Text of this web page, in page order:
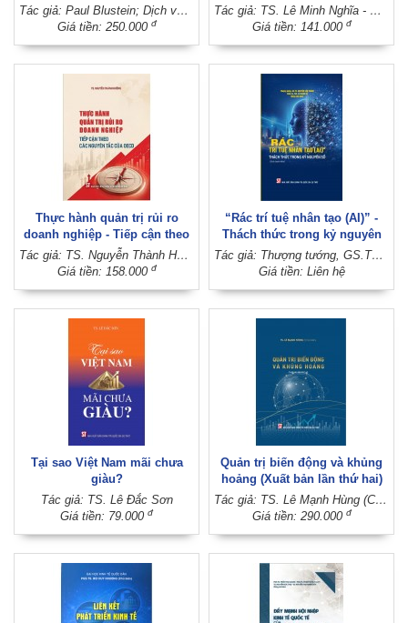
tương lai (Sách tham khảo,
xuất bản lần thứ hai)
Tác giả: Paul Blustein; Dịch và hiệu đính: Lê Tùng, Trọng Minh
Giá tiền: 250.000 đ
chuyên khảo)
Tác giả: TS. Lê Minh Nghĩa - PGS.TS. Nghiêm Thị Thà (Đồng chủ biên)
Giá tiền: 141.000 đ
Thực hành quản trị rủi ro
doanh nghiệp - Tiếp cận theo
các nguyên tắc của OECDTác giả: TS. Nguyễn Thành Hưởng
Giá tiền: 158.000 đ
“Rác trí tuệ nhân tạo (AI)” -
Thách thức trong kỷ nguyên
số (Sách chuyên khảo) Tác giả: Thượng tướng, GS.TS. Nguyễn Văn Thành - Thiếu tá, ThS. Cù Xuân Vũ (Đồng chủ biên)
Giá tiền: Liên hệ
Tại sao Việt Nam mãi chưa
giàu?
Tác giả: TS. Lê Đắc Sơn
Giá tiền: 79.000 đ
Quản trị biến động và khủng
hoảng (Xuất bản lần thứ hai)
Tác giả: TS. Lê Mạnh Hùng (Chủ biên)
Giá tiền: 290.000 đ